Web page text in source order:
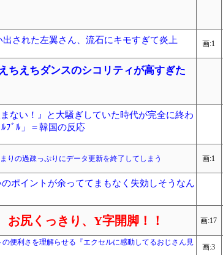
出された左翼さん、流石にキモすぎて炎上 画:1
ちえちダンスのシコリティが高すぎた
ない！』と大騒ぎしていた時代が完全に終わ
ﾌﾞﾙ」＝韓国の反応
りの過疎っぷりにデータ更新を終了してしまう 画:1
ポイントが余っててまもなく失効しそうなん
尻くっきり、Y字開脚！！ 画:17
の便利さを理解らせる『エクセルに感動してるおじさん見
画:3